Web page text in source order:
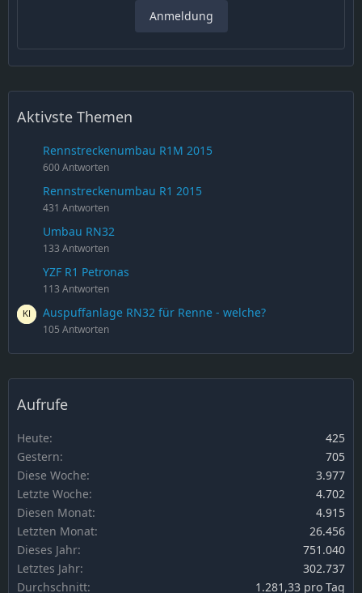
Anmeldung
Aktivste Themen
Rennstreckenumbau R1M 2015
600 Antworten
Rennstreckenumbau R1 2015
431 Antworten
Umbau RN32
133 Antworten
YZF R1 Petronas
113 Antworten
Auspuffanlage RN32 für Renne - welche?
105 Antworten
Aufrufe
Heute
425
Gestern
705
Diese Woche
3.977
Letzte Woche
4.702
Diesen Monat
4.915
Letzten Monat
26.456
Dieses Jahr
751.040
Letztes Jahr
302.737
Durchschnitt
1.281,33 pro Tag